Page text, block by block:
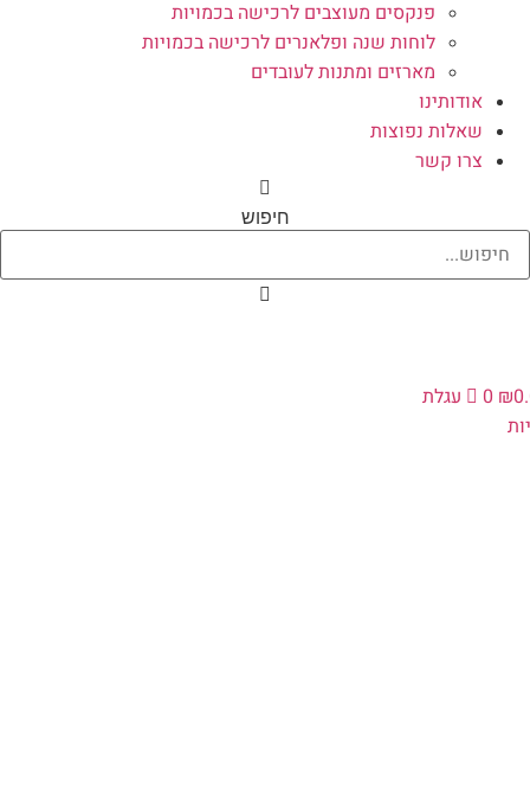
פנקסים מעוצבים לרכישה בכמויות
לוחות שנה ופלאנרים לרכישה בכמויות
מארזים ומתנות לעובדים
אודותינו
שאלות נפוצות
צרו קשר
חיפוש
₪
0
עגלת